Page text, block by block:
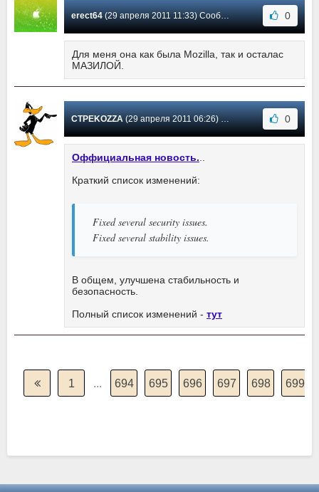
erect64(29 апреля 2011 11:33) Сообщение #25 0
Для меня она как была Mozilla, так и осталас
МАЗИЛОЙ.
CTPEKOZZA(29 апреля 2011 06:26) Сообщение #24 0
Оффициальная новость.
Краткий список изменений:
Fixed several security issues.
Fixed several stability issues.
В общем, улучшена стабильность и
безопасность.
Полный список изменений - тут
1 ... 694 695 696 697 698 699